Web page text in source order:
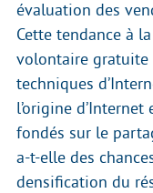
évaluation des
Cette tendance à
volontaire gratuite
techniques
l’origine
fondés sur le
a-t-elle des
densification du